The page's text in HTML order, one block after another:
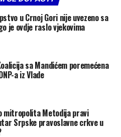
u Crnoj Gori nije uvezeno sa
je ovdje raslo vjekovima
sa Mandićem poremećena
a iz Vlade
mitropolita Metodija pravi
Srpske pravoslavne crkve u